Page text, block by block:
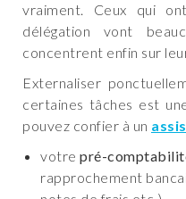
vraiment. Ceux qui
délégation vont
concentrent enfin sur
Externaliser
certaines tâches est
pouvez confier à un
votre pré-
rapprochement